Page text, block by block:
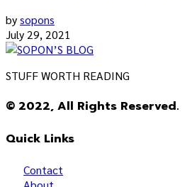
bysopons
July 29, 2021
STUFF WORTH READING
© 2022, All Rights Reserved.
Quick Links
Contact